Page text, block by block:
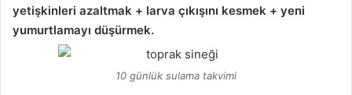
yetişkinleri azaltmak + larva çıkışını kesmek + yeni
yumurtlamayı düşürmek.
10 günlük sulama takvimi